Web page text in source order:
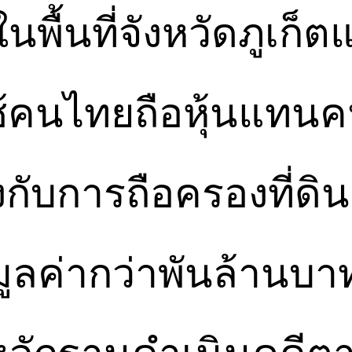
พื้นที่จังหวัดภูเก็ต
คนไทยถือหุ้นแทน
กับการถือครองที่ดิ
ลค่ากว่าพันล้านบา